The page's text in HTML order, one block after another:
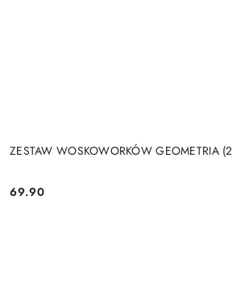
ZESTAW WOSKOWORKÓW GEOMETRIA
Cena:
69.90